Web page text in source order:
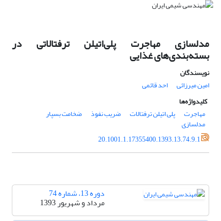
مدلسازی مهاجرت پلی‌اتیلن ترفتالاتی در
بسته‌بندی‌های غذایی
نویسندگان
امین میرزائی
احد قائمی
کلیدواژه‌ها
مهاجرت
پلی اتیلن ترفتالات ضریب نفوذ ضخامت بسپار
مدلسازی
20.1001.1.17355400.1393.13.74.9.1
دوره 13، شماره 74
مرداد و شهریور 1393